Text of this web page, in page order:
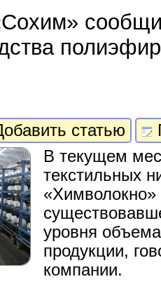
статью
В текущем
текстильных
«Химволокно»
уровня
продукции,
компании.